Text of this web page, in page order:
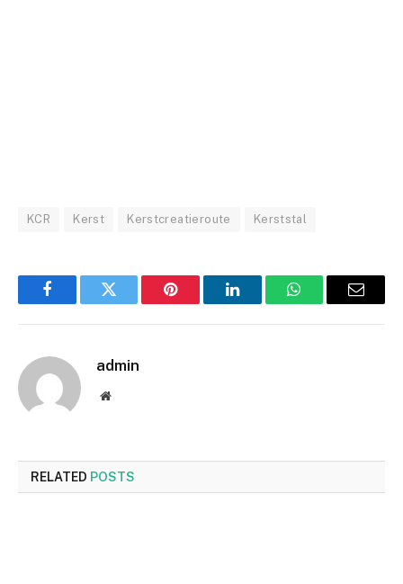
KCR Kerst Kerstcreatieroute Kerststal
FacebookTwitter Pinterest LinkedInWhatsAppEmail
admin
Website
RELATED POSTS